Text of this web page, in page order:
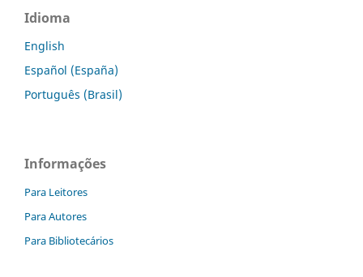
Idioma
English
Español (España)
Português (Brasil)
Informações
Para Leitores
Para Autores
Para Bibliotecários